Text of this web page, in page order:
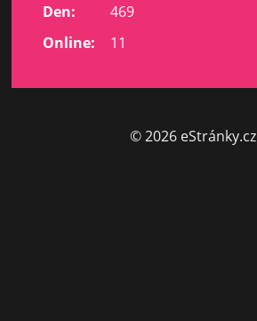
Online: 11
Den:
469
© 2026 eStránky.cz